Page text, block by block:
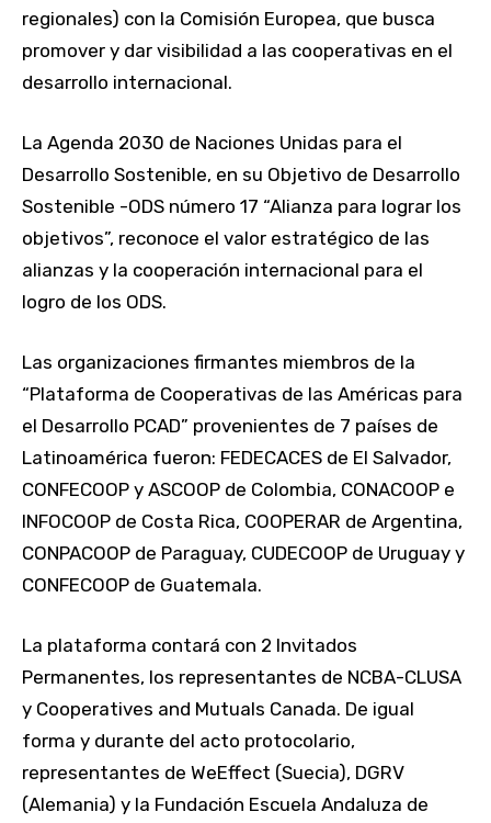
regionales) con la Comisión Europea, que busca
promover y dar visibilidad a las cooperativas en el
desarrollo internacional.
La Agenda 2030 de Naciones Unidas para el
Desarrollo Sostenible, en su Objetivo de Desarrollo
Sostenible -ODS número 17 “Alianza para lograr los
objetivos”, reconoce el valor estratégico de las
alianzas y la cooperación internacional para el
logro de los ODS.
Las organizaciones firmantes miembros de la
“Plataforma de Cooperativas de las Américas para
el Desarrollo PCAD” provenientes de 7 países de
Latinoamérica fueron: FEDECACES de El Salvador,
CONFECOOP y ASCOOP de Colombia, CONACOOP e
INFOCOOP de Costa Rica, COOPERAR de Argentina,
CONPACOOP de Paraguay, CUDECOOP de Uruguay y
CONFECOOP de Guatemala.
La plataforma contará con 2 Invitados
Permanentes, los representantes de NCBA-CLUSA
y Cooperatives and Mutuals Canada. De igual
forma y durante del acto protocolario,
representantes de WeEffect (Suecia), DGRV
(Alemania) y la Fundación Escuela Andaluza de